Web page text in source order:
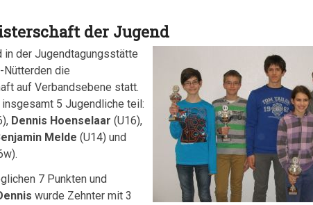
der Jugend
in der Jugendtagungsstätte
Nütterden die
auf Verbandsebene statt.
insgesamt 5 Jugendliche teil:
Dennis Hoenselaar (U16),
Melde (U14) und
7 Punkten und
wurde Zehnter mit 3